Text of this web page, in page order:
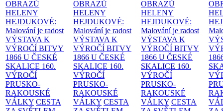
OBRAZŮ
HELENY
HEJDUKOVÉ:
Malování je radost
VÝSTAVA K
VÝROČÍ BITVY
1866 U ČESKÉ
SKALICE 160.
VÝROČÍ
PRUSKO-
RAKOUSKÉ
VÁLKY CESTA
OBRAZŮ
HELENY
HEJDUKOVÉ:
Malování je radost
VÝSTAVA K
VÝROČÍ BITVY
1866 U ČESKÉ
SKALICE 160.
VÝROČÍ
PRUSKO-
RAKOUSKÉ
VÁLKY CESTA
OBRAZŮ
HELENY
HEJDUKOVÉ:
Malování je radost
VÝSTAVA K
VÝROČÍ BITVY
1866 U ČESKÉ
SKALICE 160.
VÝROČÍ
PRUSKO-
RAKOUSKÉ
VÁLKY CESTA